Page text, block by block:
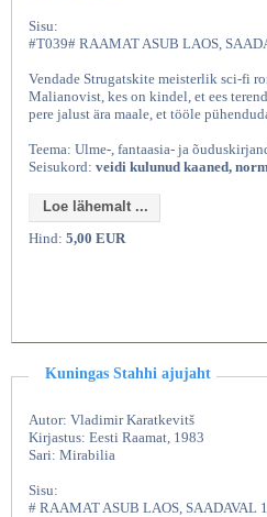
Sisu:
#T039# RAAMAT ASUB LAOS,
Vendade Strugatskite meisterlik sci-fi
Malianovist, kes on kindel, et ees
pere jalust ära maale, et tööle
Teema: Ulme-, fantaasia- ja
Seisukord: veidi kulunud kaaned,
Loe lähemalt ...
Hind: 5,00 EUR
Kuningas Stahhi ajujaht
Autor: Vladimir Karatkevitš
Kirjastus: Eesti Raamat, 1983
Sari: Mirabilia
Sisu:
# RAAMAT ASUB LAOS, SAADAVAL